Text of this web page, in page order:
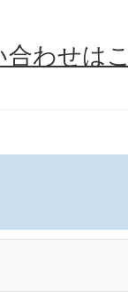
合わせは